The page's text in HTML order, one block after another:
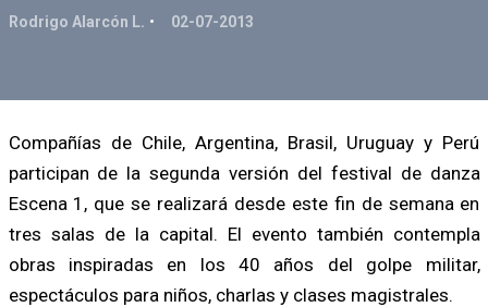
Rodrigo Alarcón L. 02-07-2013
Compañías de Chile, Argentina, Brasil, Uruguay y Perú
participan de la segunda versión del festival de danza
Escena 1, que se realizará desde este fin de semana en
tres salas de la capital. El evento también contempla
obras inspiradas en los 40 años del golpe militar,
espectáculos para niños, charlas y clases magistrales.